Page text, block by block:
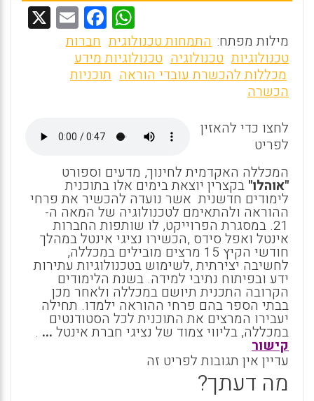
W
h
at
s
p
F
a
ce
b
o
k
E
m מילות מפתח: התמחות טכנולוגית חברות
טכנולוגיות טכנולוגיה טכנולוגיות מידע
מכללות להכשרת עובדי הוראה תוכניות
הכשרה
לחצו כדי להאזין
לפריט
המכללה האקדמית לחינוך, מדעים וספורט
"אוהלו" בקצרין יוצאת בימים אלו בתוכנית
לימודים חדשנית אשר נועדה להכשיר את פרחי
ההוראה ולהתאימם לטכנולוגיה של המאה ה-
21. במסגרת הפרוייקט, לו שותפות החברות
אינטל ואפל סידס ,הכשירו נציגי אינטל במהלך
חודשי הקיץ 15 מרצים מובילים במכללה,
לחשיבה יצירתית,לשימוש בטכנולוגיות עתירות
ידע ובפיתוח נתיבי למידה. בשנת הלימודים
הקרובה התכנית תיושם במכללה ולאחר מכן
בבתי הספר בהם פרחי ההוראה ילמדו. תחילה
יעבירו המרצים את התוכנית לכל הסטודנטים
במכללה, בליווי צמוד של נציגי חברת אינטל . ...
קישור
עדיין אין תגובות לפריט זה
מה דעתך?